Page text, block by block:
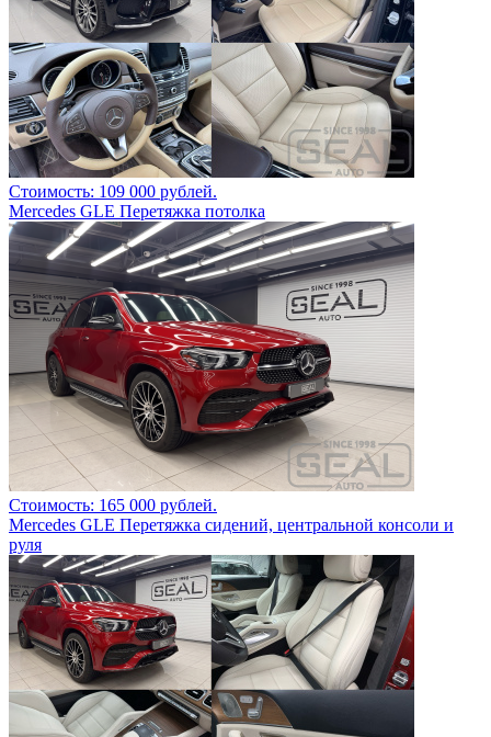
Стоимость: 109 000 рублей.
Mercedes GLE Перетяжка потолка
Стоимость: 165 000 рублей.
Mercedes GLE Перетяжка сидений, центральной консоли и
руля